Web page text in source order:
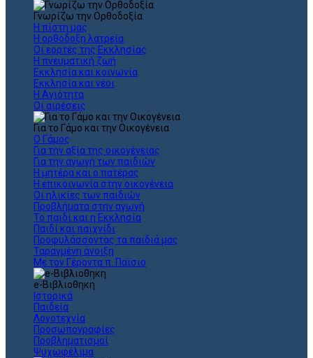
Γνωρίζω την Ορθοδοξία
Η πίστη μας
Η ορθόδοξη λατρεία
Οι εορτές της Εκκλησίας
Η πνευματική ζωή
Εκκλησία και κοινωνία
Εκκλησία και νέοι
Η Αγιότητα
Οι αιρέσεις
Για το Γάμο και την Οικογένεια
Ο Γάμος
Για την αξία της οικογένειας
Για την αγωγή των παιδιών
Η μητέρα και ο πατέρας
Η επικοινωνία στην οικογένεια
Οι ηλικίες των παιδιών
Προβλήματα στην αγωγή
Το παιδί και η Εκκλησία
Παιδί και παιχνίδι
Προφυλάσσοντας τα παιδιά μας
Ταραγμένη άνοιξη
Με τον Γέροντα π. Παϊσιο
e-Βιβλιοθηκη
Ιστορικά
Παιδεία
Λογοτεχνία
Προσωπογραφίες
Προβληματισμοί
Ψυχωφέλιμα